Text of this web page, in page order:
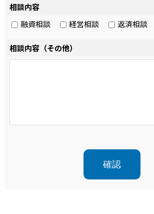
相談内容
融資相談 経営相談 返済相談
相談内容（その他）